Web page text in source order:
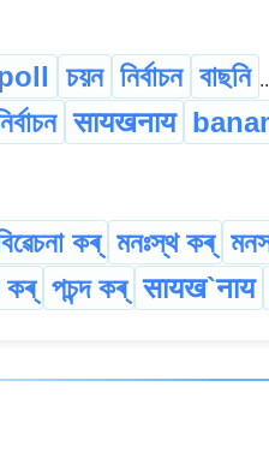
চয়ন নিৰ্বাচন বাছনি
सायखनाय
কৰ্ মনঃস্থ কৰ্
কৰ্ পচন্দ কৰ্ सायख`नाय